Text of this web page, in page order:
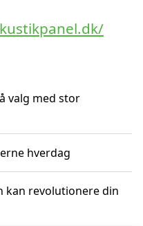
valg med stor
hverdag
kan revolutionere din